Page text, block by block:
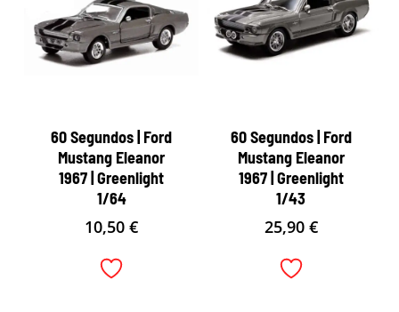
60 Segundos | Ford
Mustang Eleanor
1967 | Greenlight
1/64
10,50€
60 Segundos | Ford
Mustang Eleanor
1967 | Greenlight
1/43
25,90 €